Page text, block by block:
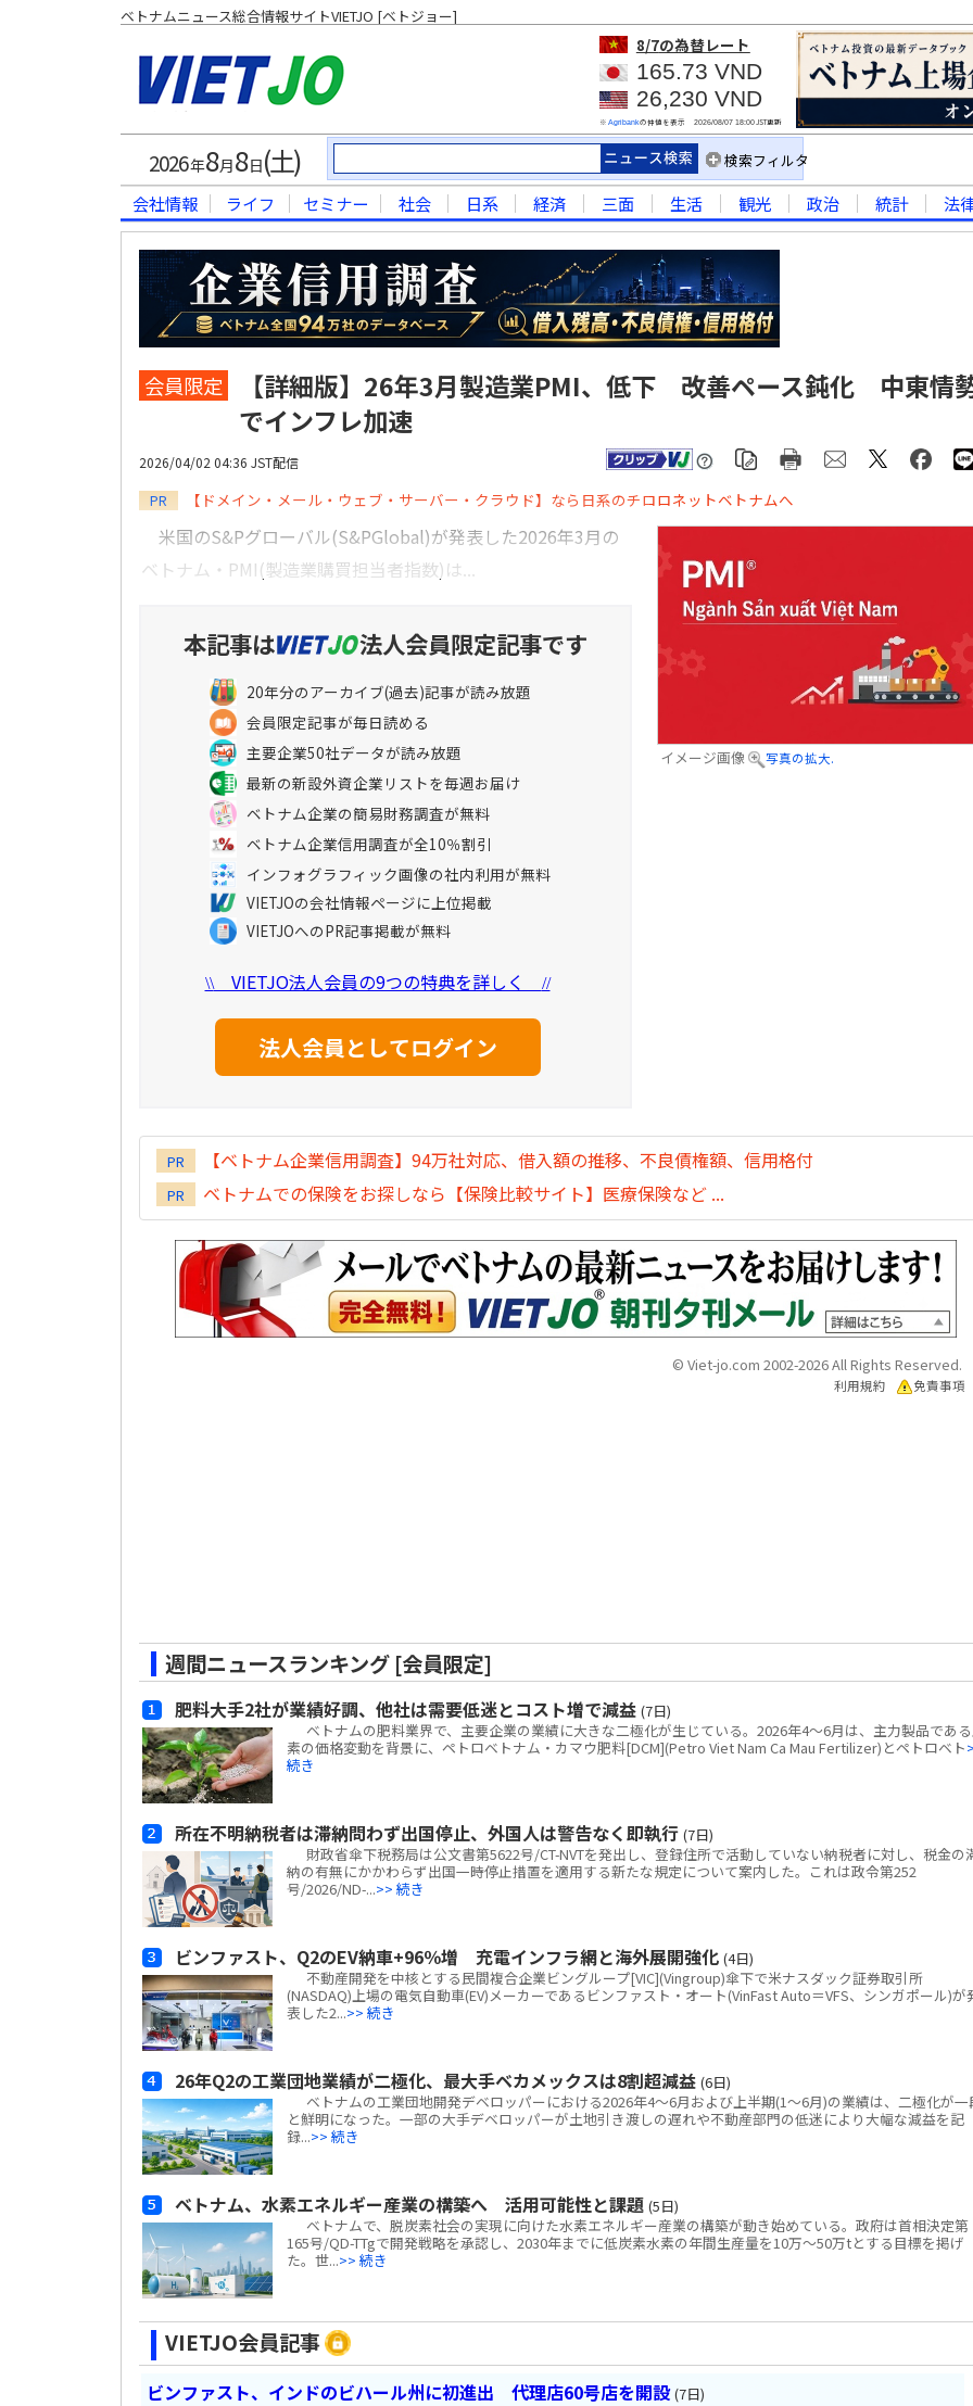
ベトナムニュース総合情報サイトVIETJO [ベトジョー]
8/7の為替レート
165.73 VND
26,230 VND
※ Agribankの仲値を表示 2026/08/07 18:00JST更新
2026年8月8日(土) 検索フィルタ
会社情報 ライフ セミナー 社会 日系 経済 三面 生活 観光 政治 統計 法
会員限定
【詳細版】26年3月製造業PMI、低下 改善ペース鈍化 中東情
でインフレ加速
2026/04/02 04:36 JST配信
PR 【ドメイン・メール・ウェブ・サーバー・クラウド】なら日系のチロロネットベトナムへ
イメージ画像 写真の拡大.
米国のS&Pグローバル(S&PGlobal)が発表した2026年3月の
ベトナム・PMI(製造業購買担当者指数)は...
本記事は 法人会員限定記事です
20年分のアーカイブ(過去)記事が読み放題
会員限定記事が毎日読める
主要企業50社データが読み放題
最新の新設外資企業リストを毎週お届け
ベトナム企業の簡易財務調査が無料
ベトナム企業信用調査が全10％割引
インフォグラフィック画像の社内利用が無料
VIETJOの会社情報ページに上位掲載
VIETJOへのPR記事掲載が無料
\\VIETJO法人会員の9つの特典を詳しく //
PR 【ベトナム企業信用調査】94万社対応、借入額の推移、不良債権額、信用格付
PR ベトナムでの保険をお探しなら【保険比較サイト】医療保険など ...
© Viet-jo.com 2002-2026 All Rights Reserved.
利用規約 免責事項
週間ニュースランキング [会員限定]
肥料大手2社が業績好調、他社は需要低迷とコスト増で減益 (7日)
ベトナムの肥料業界で、主要企業の業績に大きな二極化が生じている。2026年4～6月は、主力製品であ
素の価格変動を背景に、ペトロベトナム・カマウ肥料[DCM](Petro Viet Nam Ca Mau Fertilizer)とペトロベト
続き
所在不明納税者は滞納問わず出国停止、外国人は警告なく即執行 (7日)
財政省傘下税務局は公文書第5622号/CT-NVTを発出し、登録住所で活動していない納税者に対し、税金の
納の有無にかかわらず出国一時停止措置を適用する新たな規定について案内した。これは政令第252
号/2026/ND-...>> 続き
ビンファスト、Q2のEV納車+96％増 充電インフラ網と海外展開強化 (4日)
不動産開発を中核とする民間複合企業ビングループ[VIC](Vingroup)傘下で米ナスダック証券取引所
(NASDAQ)上場の電気自動車(EV)メーカーであるビンファスト・オート(VinFast Auto＝VFS、シンガポール)が
表した2...>> 続き
26年Q2の工業団地業績が二極化、最大手ベカメックスは8割超減益 (6日)
ベトナムの工業団地開発デベロッパーにおける2026年4～6月および上半期(1～6月)の業績は、二極化が一
と鮮明になった。一部の大手デベロッパーが土地引き渡しの遅れや不動産部門の低迷により大幅な減益を記
録...>> 続き
ベトナム、水素エネルギー産業の構築へ 活用可能性と課題 (5日)
ベトナムで、脱炭素社会の実現に向けた水素エネルギー産業の構築が動き始めている。政府は首相決定第
165号/QD-TTgで開発戦略を承認し、2030年までに低炭素水素の年間生産量を10万～50万tとする目標を掲げ
た。世...>> 続き
VIETJO会員記事
ビンファスト、インドのビハール州に初進出 代理店60号店を開設 (7日)